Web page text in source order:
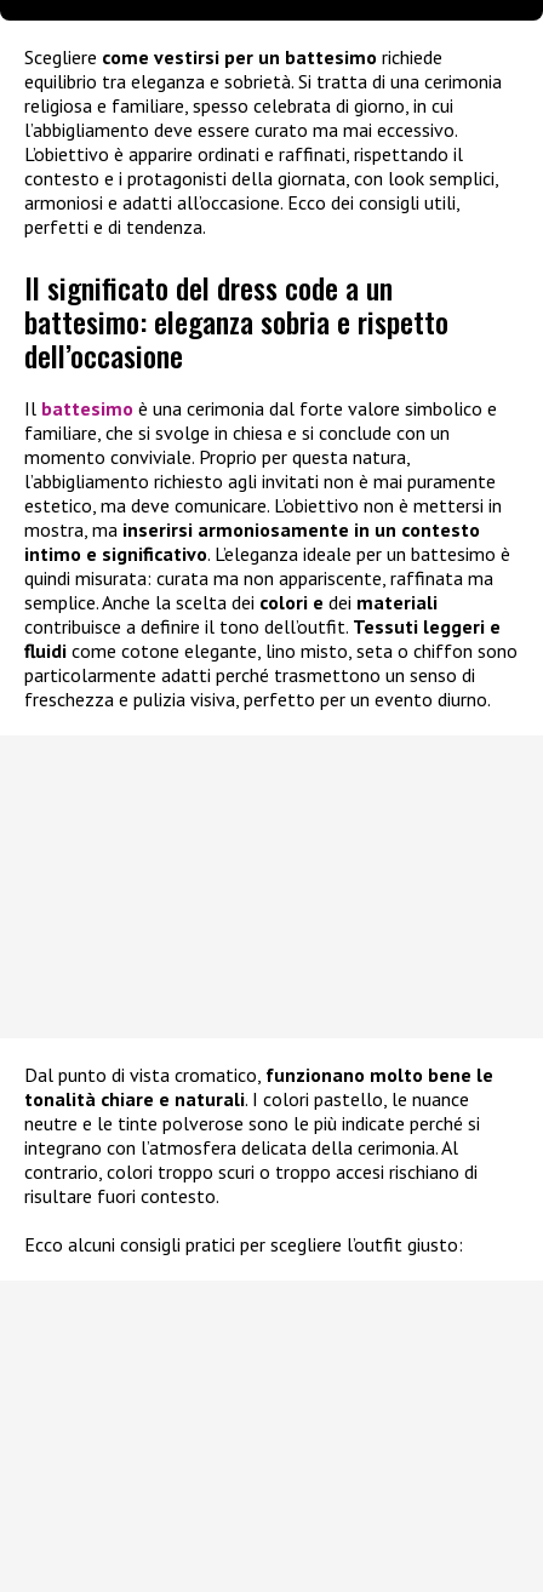
Scegliere come vestirsi per un battesimo richiede
equilibrio tra eleganza e sobrietà. Si tratta di una cerimonia
religiosa e familiare, spesso celebrata di giorno, in cui
l’abbigliamento deve essere curato ma mai eccessivo.
L’obiettivo è apparire ordinati e raffinati, rispettando il
contesto e i protagonisti della giornata, con look semplici,
armoniosi e adatti all’occasione. Ecco dei consigli utili,
perfetti e di tendenza.
Il significato del dress code a un
battesimo: eleganza sobria e rispetto
dell’occasione
Il battesimo è una cerimonia dal forte valore simbolico e
familiare, che si svolge in chiesa e si conclude con un
momento conviviale. Proprio per questa natura,
l’abbigliamento richiesto agli invitati non è mai puramente
estetico, ma deve comunicare. L’obiettivo non è mettersi in
mostra, ma inserirsi armoniosamente in un contesto
intimo e significativo. L’eleganza ideale per un battesimo è
quindi misurata: curata ma non appariscente, raffinata ma
semplice. Anche la scelta dei colori e dei materiali
contribuisce a definire il tono dell’outfit. Tessuti leggeri e
fluidi come cotone elegante, lino misto, seta o chiffon sono
particolarmente adatti perché trasmettono un senso di
freschezza e pulizia visiva, perfetto per un evento diurno.
Dal punto di vista cromatico, funzionano molto bene le
tonalità chiare e naturali. I colori pastello, le nuance
neutre e le tinte polverose sono le più indicate perché si
integrano con l’atmosfera delicata della cerimonia. Al
contrario, colori troppo scuri o troppo accesi rischiano di
risultare fuori contesto.
Ecco alcuni consigli pratici per scegliere l’outfit giusto: